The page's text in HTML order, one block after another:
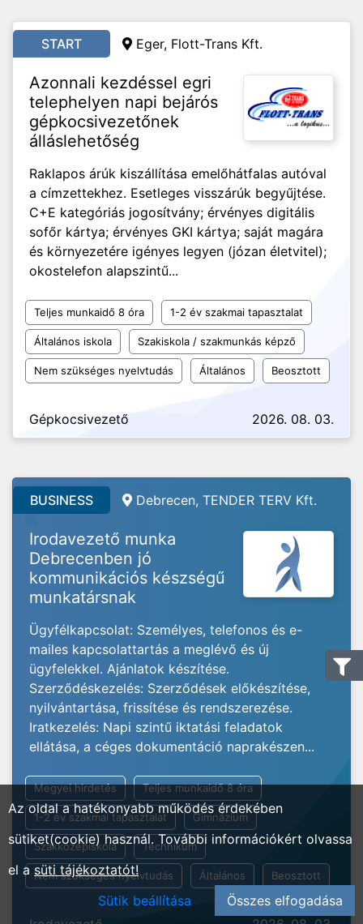
START Eger, Flott-Trans Kft.
Azonnali kezdéssel egri
telephelyen napi bejárós
gépkocsivezetőnek
álláslehetőség
Raklapos árúk kiszállítása emelőhátfalas autóval
a címzettekhez. Esetleges visszárúk begyűjtése.
C+E kategóriás jogosítvány; érvényes digitális
sofőr kártya; érvényes GKI kártya; saját magára
és környezetére igényes legyen (józan életvitel);
okostelefon alapszintű...
Teljes munkaidő 8 óra 1-2 év szakmai tapasztalat
Általános iskola Szakiskola / szakmunkás képző
Nem szükséges nyelvtudás Általános Beosztott
Gépkocsivezető 2026. 08. 03.
BUSINESS Debrecen, TENDER TERV Kft.
Irodavezető munka
Debrecenben jó
kommunikációs készségű
munkatársnak
Ügyfélkapcsolat: Személyes, telefonos és e-
mailes kapcsolattartás a meglévő és új
ügyfelekkel. Ajánlatok készítése.
Szerződéskezelés: Szerződések előkészítése,
nyilvántartása, frissítése és rendszerezése.
Iratkezelés: Napi szintű iktatási feladatok
ellátása, a céges dokumentáció naprakészen...
Megyei hirdetés Teljes munkaidő 8 óra
1-2 év szakmai tapasztalat Gimnázium
Szakközépiskola Technikum
Nem szükséges nyelvtudás Általános Beosztott
Az oldal a hatékonyabb működés érdekében
sütiket(cookie) használ. További információkért olvassa
el a süti tájékoztatót!
Sütik beállítása
Összes elfogadása